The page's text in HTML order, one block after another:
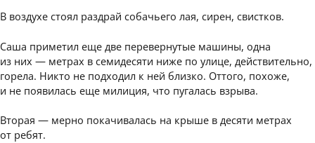
В воздухе стоял раздрай собачьего лая, сирен, свистков.
Саша приметил еще две перевернутые машины, одна
из них — метрах в семидесяти ниже по улице, действительно,
горела. Никто не подходил к ней близко. Оттого, похоже,
и не появилась еще милиция, что пугалась взрыва.
Вторая — мерно покачивалась на крыше в десяти метрах
от ребят.